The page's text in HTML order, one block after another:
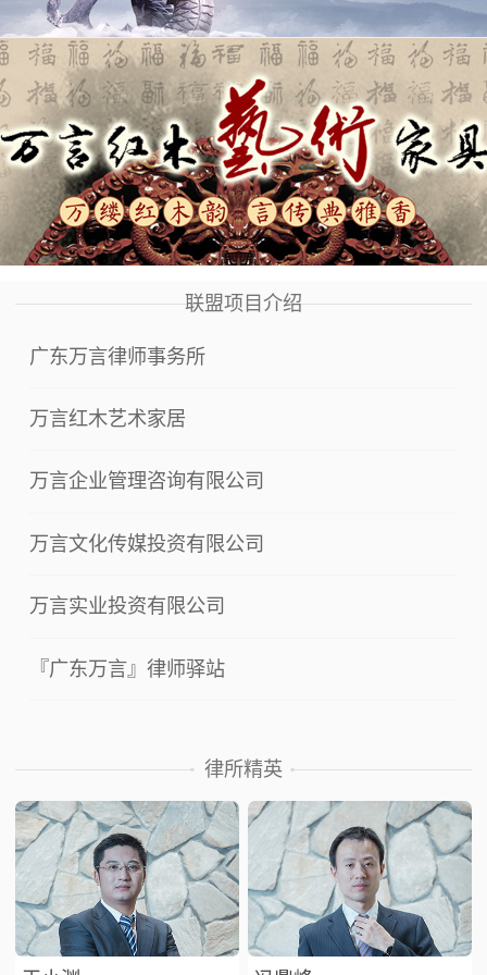
联盟项目介绍
广东万言律师事务所
万言红木艺术家居
万言企业管理咨询有限公司
万言文化传媒投资有限公司
万言实业投资有限公司
『广东万言』律师驿站
律所精英